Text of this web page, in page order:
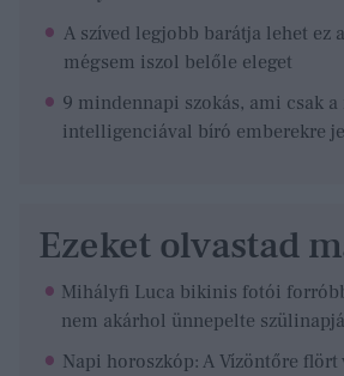
A szíved legjobb barátja lehet ez
mégsem iszol belőle eleget
9 mindennapi szokás, ami csak a
intelligenciával bíró emberekre
Ezeket olvastad
Mihályfi Luca bikinis fotói
nem akárhol ünnepelte
Napi horoszkóp: A Vízöntőre flört